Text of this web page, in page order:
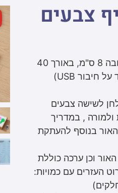
צבעים
משטח אור מלבני בעל דפנות עץ בגובה 8 ס"מ, באורך 40
ס"מ וברוחב 27 ס"מ. בטיחותי (עובד על חיבור USB)
לשישה צבעים
ולמורה , במדריך
בנוסף להעתקת
וכן ערכה כוללת
העזרים עם כמויות: